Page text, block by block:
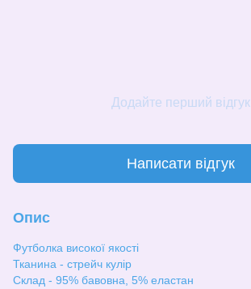
Додайте перший відгук
Написати відгук
Опис
Футболка високої якості
Тканина - стрейч кулір
Склад - 95% бавовна, 5% еластан